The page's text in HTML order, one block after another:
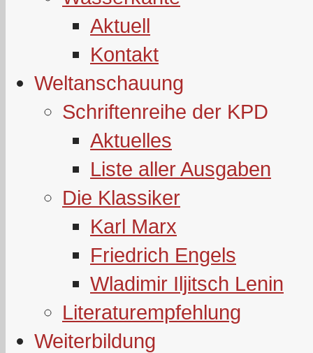
Aktuell
Kontakt
Weltanschauung
Schriftenreihe der KPD
Aktuelles
Liste aller Ausgaben
Die Klassiker
Karl Marx
Friedrich Engels
Wladimir Iljitsch Lenin
Literaturempfehlung
Weiterbildung